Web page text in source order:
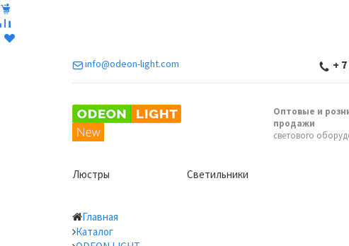
info@odeon-light.com +
Оптовые и
продажи
светового
Люстры Светильники
Главная
Каталог